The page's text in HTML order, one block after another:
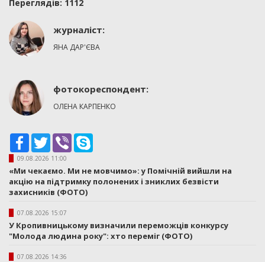
Переглядiв: 1112
журналіст:
ЯНА ДАР'ЄВА
фотокореспондент:
ОЛЕНА КАРПЕНКО
Facebook
TwitterViber
09.08.2026 11:00
«Ми чекаємо. Ми не мовчимо»: у Помічній вийшли на
акцію на підтримку полонених і зниклих безвісти
захисників (ФОТО)
07.08.2026 15:07
У Кропивницькому визначили переможців конкурсу
"Молода людина року": хто переміг (ФОТО)
07.08.2026 14:36